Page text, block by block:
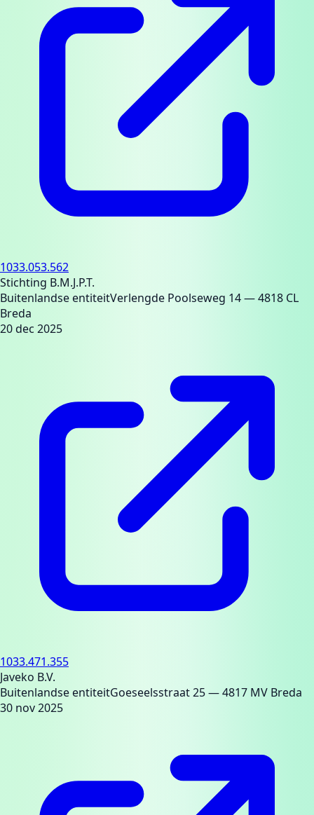
1033.053.562
Stichting B.M.J.P.T.
Buitenlandse entiteitVerlengde Poolseweg 14— 4818 CL
Breda
20 dec 2025
1033.471.355
Javeko B.V.
Buitenlandse entiteitGoeseelsstraat 25— 4817 MV Breda
30 nov 2025